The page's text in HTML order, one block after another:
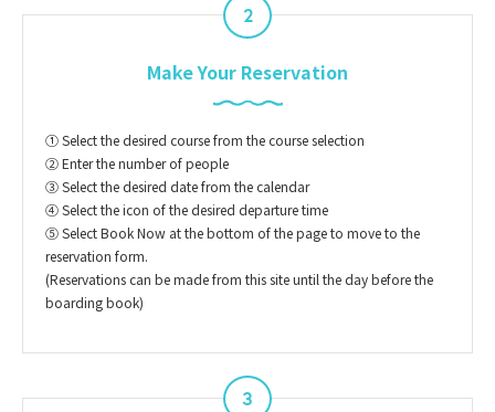
2
Make Your Reservation
① Select the desired course from the course selection
② Enter the number of people
③ Select the desired date from the calendar
④ Select the icon of the desired departure time
⑤ Select Book Now at the bottom of the page to move to the
reservation form.
(Reservations can be made from this site until the day before the
boarding book)
3